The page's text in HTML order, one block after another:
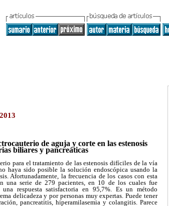
de aguja y corte en las estenosis
biliares y pancreáticas
para el tratamiento de las estenosis difíciles de la vía
haya sido posible la solución endoscópica usando la
Afortunadamente, la frecuencia de los casos con esta
una serie de 279 pacientes, en 10 de los cuales fue
respuesta satisfactoria en 95,7%. Es un método
delicadeza y por personas muy expertas. Puede tener
pancreatitis, hiperamilasemia y colangitis. Parece